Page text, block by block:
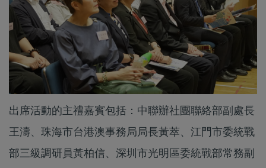
出席活動的主禮嘉賓包括：中聯辦社團聯絡部副處長
王濤、珠海市台港澳事務局局長黃萃、江門市委統戰
部三級調研員黃柏信、深圳市光明區委統戰部常務副